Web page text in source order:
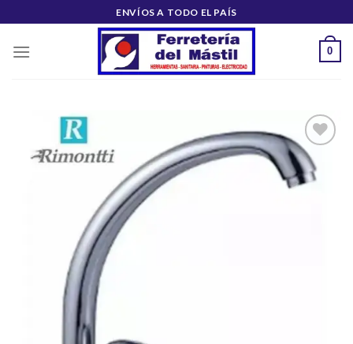
al
contenido
ENVÍOS A TODO EL PAÍS
0
Añadir